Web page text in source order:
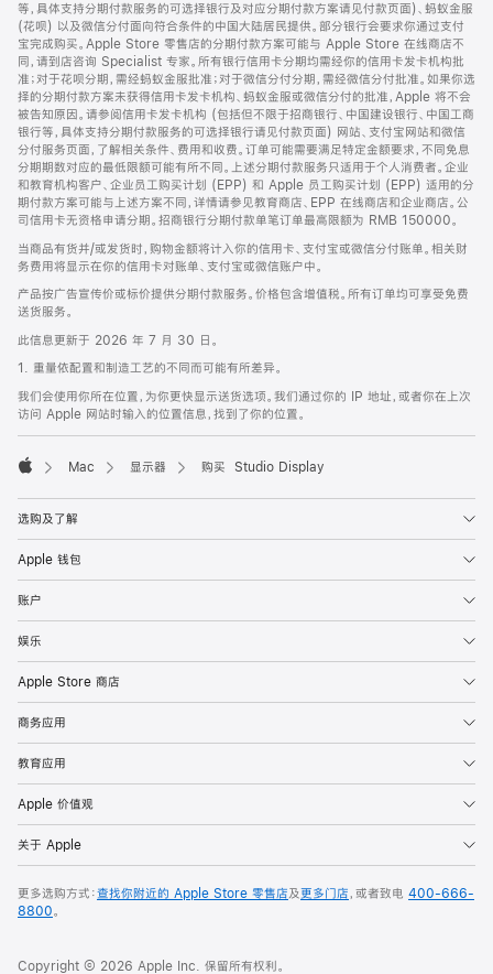
等，具体支持分期付款服务的可选择银行及对应分期付款方案请见付款页面)、蚂蚁金服
(花呗) 以及微信分付面向符合条件的中国大陆居民提供。部分银行会要求你通过支付
宝完成购买。Apple Store 零售店的分期付款方案可能与 Apple Store 在线商店不
同，请到店咨询 Specialist 专家。所有银行信用卡分期均需经你的信用卡发卡机构批
准；对于花呗分期，需经蚂蚁金服批准；对于微信分付分期，需经微信分付批准。如果你选
择的分期付款方案未获得信用卡发卡机构、蚂蚁金服或微信分付的批准，Apple 将不会
被告知原因。请参阅信用卡发卡机构 (包括但不限于招商银行、中国建设银行、中国工商
银行等，具体支持分期付款服务的可选择银行请见付款页面) 网站、支付宝网站和微信
分付服务页面，了解相关条件、费用和收费。订单可能需要满足特定金额要求，不同免息
分期期数对应的最低限额可能有所不同。上述分期付款服务只适用于个人消费者。企业
和教育机构客户、企业员工购买计划 (EPP) 和 Apple 员工购买计划 (EPP) 适用的分
期付款方案可能与上述方案不同，详情请参见教育商店、EPP 在线商店和企业商店。公
司信用卡无资格申请分期。招商银行分期付款单笔订单最高限额为 RMB 150000。
当商品有货并/或发货时，购物金额将计入你的信用卡、支付宝或微信分付账单。相关财
务费用将显示在你的信用卡对账单、支付宝或微信账户中。
产品按广告宣传价或标价提供分期付款服务。价格包含增值税。所有订单均可享受免费
送货服务。
此信息更新于 2026 年 7 月 30 日。
1. 重量依配置和制造工艺的不同而可能有所差异。
我们会使用你所在位置，为你更快显示送货选项。我们通过你的 IP 地址，或者你在上次
访问 Apple 网站时输入的位置信息，找到了你的位置。
Mac 显示器 购买 Studio Display
选购及了解
Apple 钱包
账户
娱乐
Apple Store 商店
商务应用
教育应用
Apple 价值观
关于 Apple
更多选购方式：查找你附近的 Apple Store 零售店及更多门店，或者致电 400-666-
8800。
Copyright © 2026 Apple Inc. 保留所有权利。